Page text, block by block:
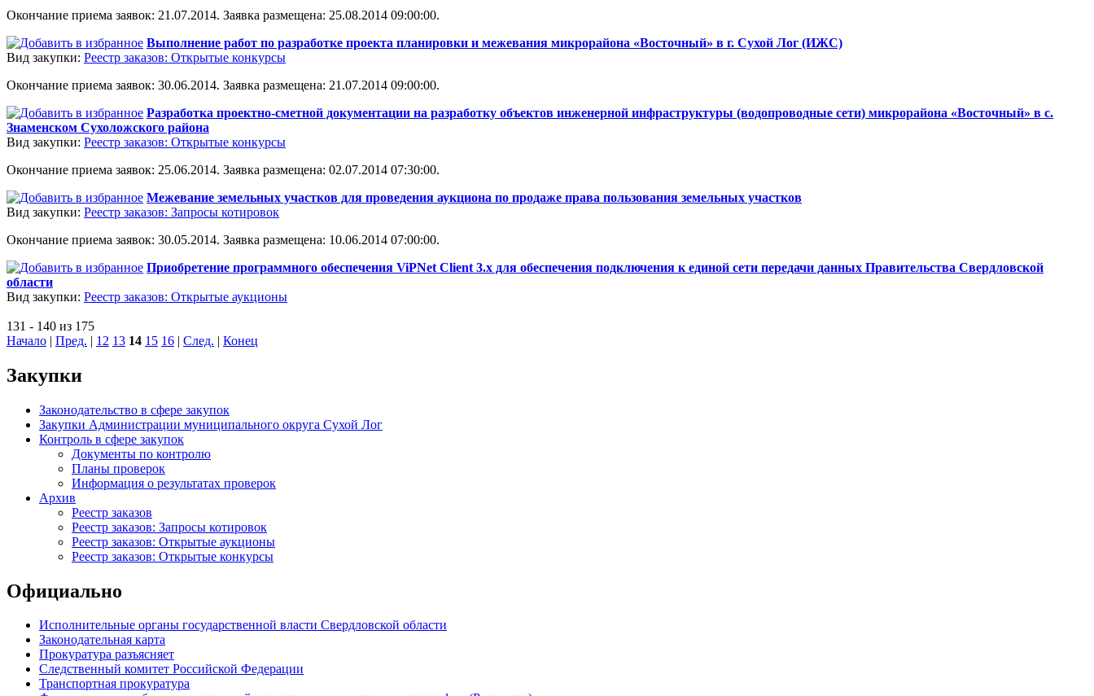
Окончание приема заявок: 21.07.2014. Заявка размещена: 25.08.2014 09:00:00.
Выполнение работ по разработке проекта планировки и межевания микрорайона «Восточный» в г. Сухой Лог (ИЖС)
Вид закупки: Реестр заказов: Открытые конкурсы
Окончание приема заявок: 30.06.2014. Заявка размещена: 21.07.2014 09:00:00.
Разработка проектно-сметной документации на разработку объектов инженерной инфраструктуры (водопроводные сети) микрорайона «Восточный» в с.
Знаменском Сухоложского района
Вид закупки: Реестр заказов: Открытые конкурсы
Окончание приема заявок: 25.06.2014. Заявка размещена: 02.07.2014 07:30:00.
Межевание земельных участков для проведения аукциона по продаже права пользования земельных участков
Вид закупки: Реестр заказов: Запросы котировок
Окончание приема заявок: 30.05.2014. Заявка размещена: 10.06.2014 07:00:00.
Приобретение программного обеспечения ViPNet Client 3.x для обеспечения подключения к единой сети передачи данных Правительства Свердловской
области
Вид закупки: Реестр заказов: Открытые аукционы
131 - 140 из 175
Начало | Пред. | 12 13 14 15 16 | След. | Конец
Закупки
Законодательство в сфере закупок
Закупки Администрации муниципального округа Сухой Лог
Контроль в сфере закупок
Документы по контролю
Планы проверок
Информация о результатах проверок
Архив
Реестр заказов
Реестр заказов: Запросы котировок
Реестр заказов: Открытые аукционы
Реестр заказов: Открытые конкурсы
Официально
Исполнительные органы государственной власти Свердловской области
Законодательная карта
Прокуратура разъясняет
Следственный комитет Российской Федерации
Транспортная прокуратура